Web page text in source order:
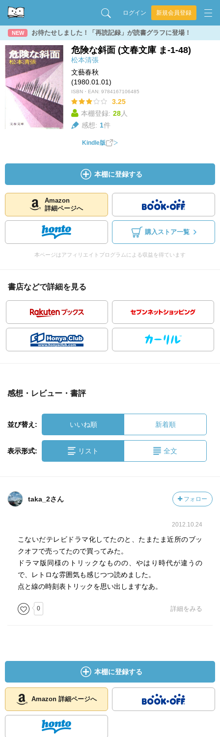
ログイン 新規会員登録
NEW お待たせしました！「再読記録」が読書グラフに登場！
危険な斜面 (文春文庫 ま-1-48)
松本清張
文藝春秋
(1980.01.01)
ISBN・EAN: 9784167106485
3.25
本棚登録: 28人
感想: 1件
Kindle版
本棚に登録する
Amazon
詳細ページへ
購入ストア一覧
本ページはアフィリエイトプログラムによる収益を得ています
書店などで詳細を見る
感想・レビュー・書評
並び替え: いいね順 新着順
表示形式: リスト 全文
taka_2さん フォロー
2012.10.24
こないだテレビドラマ化してたのと、たまたま近所のブッ
クオフで売ってたので買ってみた。
ドラマ版同様のトリックなものの、やはり時代が違うの
で、レトロな雰囲気も感じつつ読めました。
点と線の時刻表トリックを思い出しますなあ。
0 詳細をみる
本棚に登録する
Amazon 詳細ページへ